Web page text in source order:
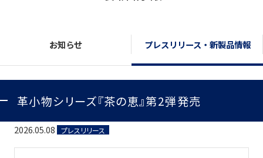
製品情報
替え芯サイト
総合カタログ
お知らせ プレスリリース・新製品情報
革小物シリーズ『茶の恵』第2弾発売
2026.05.08 プレスリリース